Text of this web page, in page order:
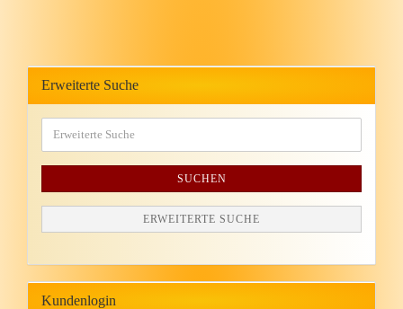
Erweiterte Suche
SUCHEN
ERWEITERTE SUCHE
Kundenlogin